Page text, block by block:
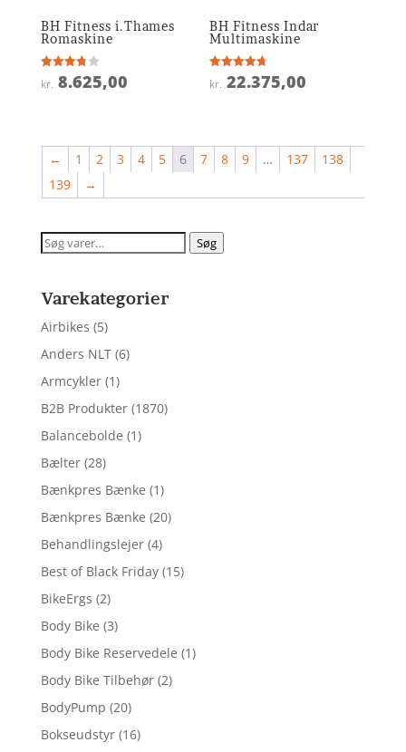
BH Fitness i.Thames
Romaskine
Vurderet
3.8
kr. 8.625,00
BH Fitness Indar
Multimaskine
Vurderet
4.7
kr. 22.375,00
← 1 2 3 4 5 6 7 8 9 … 137
138
139
→
Søg
Søg
Varekategorier
Airbikes (5)
Anders NLT (6)
Armcykler (1)
B2B Produkter (1870)
Balancebolde (1)
Bælter (28)
Bænkpres Bænke (1)
Bænkpres Bænke (20)
Behandlingslejer (4)
Best of Black Friday (15)
BikeErgs (2)
Body Bike (3)
Body Bike Reservedele (1)
Body Bike Tilbehør (2)
BodyPump (20)
Bokseudstyr (16)